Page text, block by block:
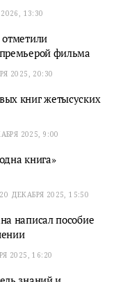
13:30
фильма
2025, 20:30
книг жетысуских
2025, 9:00
книга»
20 ДЕКАБРЯ 2025, 15:50
написал пособие
2025, 16:20